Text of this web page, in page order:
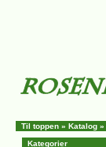
Til toppen » Katalog »
Kategorier